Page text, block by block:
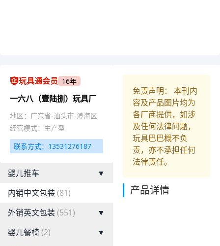
玩具通会员 16年
一六八（壹陆捌）玩具厂
地区：广东省-汕头市-澄海区
经营模式：生产型
联系方式：13531276187
婴儿推车
▼
内销中文包装(81)
外销英文包装(551)
▼
婴儿餐椅(2)
▼
免责声明： 本刊内
容及产品图片均为
各厂商提供，如涉
及任何法律问题，
玩具巴巴概不负
责，亦不承担任何
法律责任。
产品详情